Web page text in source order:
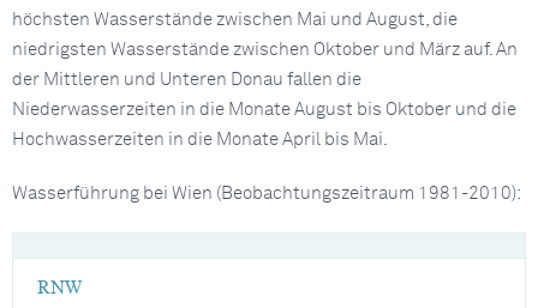
höchsten Wasserstände zwischen Mai und August, die
niedrigsten Wasserstände zwischen Oktober und März auf. An
der Mittleren und Unteren Donau fallen die
Niederwasserzeiten in die Monate August bis Oktober und die
Hochwasserzeiten in die Monate April bis Mai.
Wasserführung bei Wien (Beobachtungszeitraum 1981-2010):
RNW